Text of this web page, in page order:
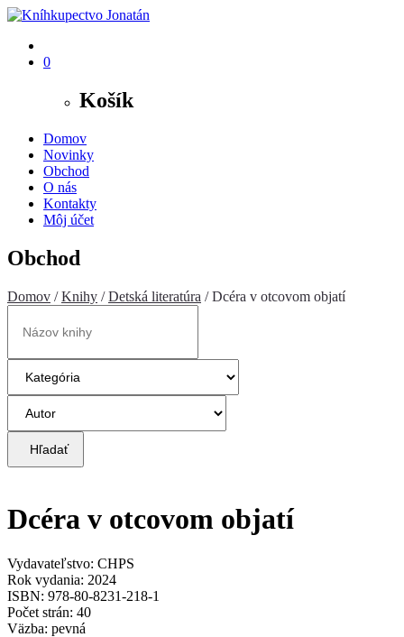
0
Košík
Domov
Novinky
Obchod
O nás
Kontakty
Môj účet
Obchod
Domov /Knihy /Detská literatúra / Dcéra v otcovom objatí
Hľadať
Dcéra v otcovom objatí
Vydavateľstvo: CHPS
Rok vydania: 2024
ISBN: 978-80-8231-218-1
Počet strán: 40
Väzba: pevná